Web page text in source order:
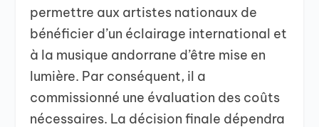
permettre aux artistes nationaux de
bénéficier d’un éclairage international et
à la musique andorrane d’être mise en
lumière. Par conséquent, il a
commissionné une évaluation des coûts
nécessaires. La décision finale dépendra